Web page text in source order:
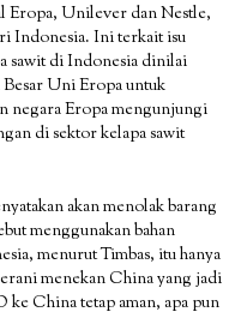
Eropa, Unilever dan Nestle,
Indonesia. Ini terkait isu
sawit di Indonesia dinilai
Uni Eropa untuk
negara Eropa mengunjungi
di sektor kelapa sawit
akan menolak barang
menggunakan bahan
menurut Timbas, itu hanya
menekan China yang jadi
China tetap aman, apa pun